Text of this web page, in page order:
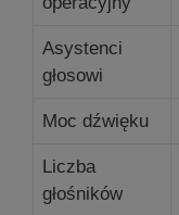
Asystenci
głosowi
Moc dźwięku
Liczba
głośników